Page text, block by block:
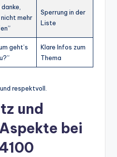
danke,
mehr
Sperrung in der
Liste
geht’s
Klare Infos zum
Thema
respektvoll.
und
bei